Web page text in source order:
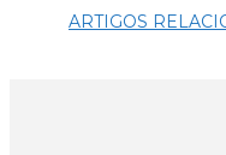
ARTIGOS